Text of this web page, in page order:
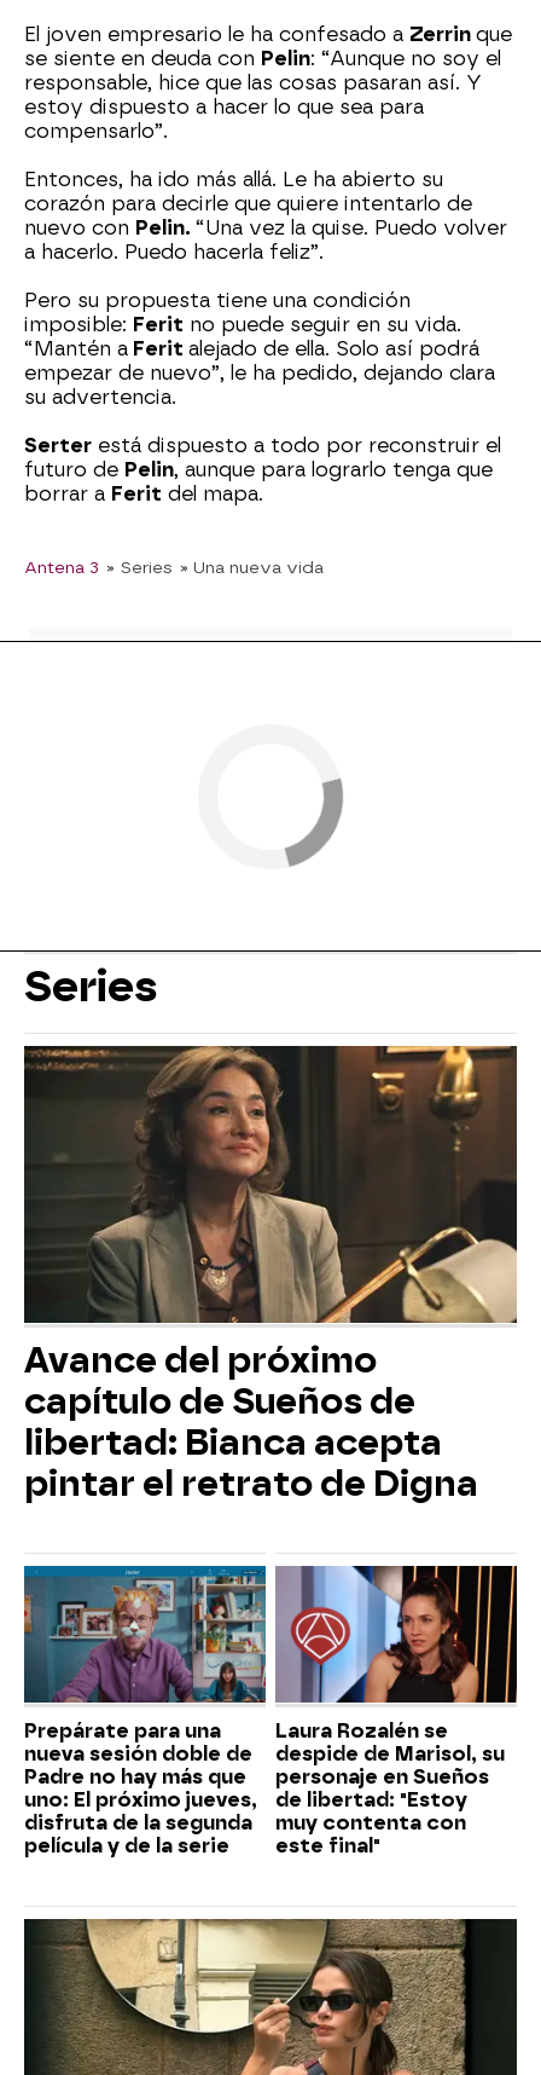
El joven empresario le ha confesado a Zerrin que
se siente en deuda con Pelin: “Aunque no soy el
responsable, hice que las cosas pasaran así. Y
estoy dispuesto a hacer lo que sea para
compensarlo”.
Entonces, ha ido más allá. Le ha abierto su
corazón para decirle que quiere intentarlo de
nuevo con Pelin. “Una vez la quise. Puedo volver
a hacerlo. Puedo hacerla feliz”.
Pero su propuesta tiene una condición
imposible: Ferit no puede seguir en su vida.
“Mantén a Ferit alejado de ella. Solo así podrá
empezar de nuevo”, le ha pedido, dejando clara
su advertencia.
Serter está dispuesto a todo por reconstruir el
futuro de Pelin, aunque para lograrlo tenga que
borrar a Ferit del mapa.
Antena 3 » Series » Una nueva vida
Series
Avance del próximo
capítulo de Sueños de
libertad: Bianca acepta
pintar el retrato de Digna
Prepárate para una
nueva sesión doble de
Padre no hay más que
uno: El próximo jueves,
disfruta de la segunda
película y de la serie
Laura Rozalén se
despide de Marisol, su
personaje en Sueños
de libertad: "Estoy
muy contenta con
este final"